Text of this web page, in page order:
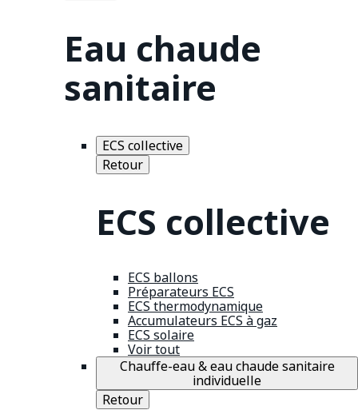
Eau chaude
sanitaire
ECS collective
Retour
ECS collective
ECS ballons
Préparateurs ECS
ECS thermodynamique
Accumulateurs ECS à gaz
ECS solaire
Voir tout
Chauffe-eau & eau chaude sanitaire
individuelle
Retour